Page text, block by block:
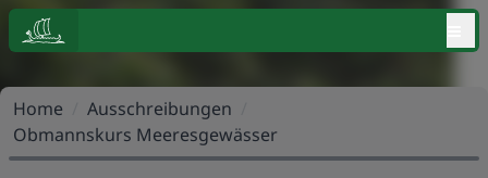
Home Ausschreibungen
Obmannskurs Meeresgewässer